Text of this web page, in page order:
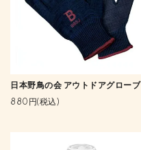
日本野鳥の会 アウトドアグローブ
880円(税込)